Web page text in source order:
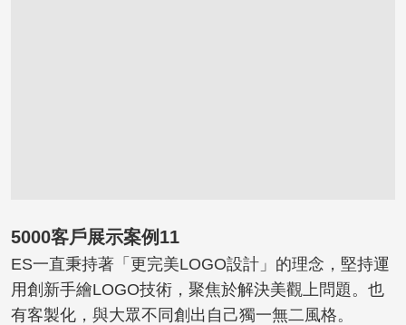
5000客戶展示案例11
ES一直秉持著「更完美LOGO設計」的理念，堅持運
用創新手繪LOGO技術，聚焦於解決美觀上問題。也
有客製化，與大眾不同創出自己獨一無二風格。